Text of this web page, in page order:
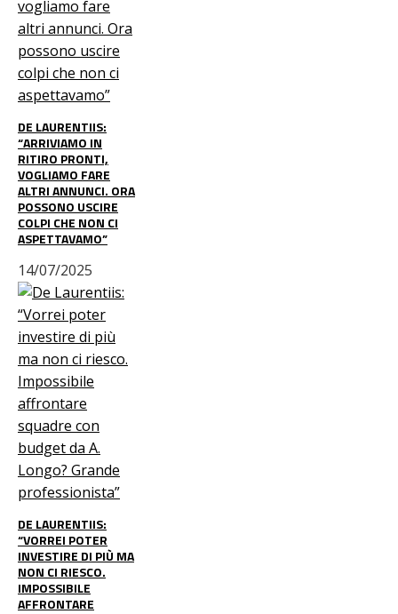
DE LAURENTIIS:
“ARRIVIAMO IN
RITIRO PRONTI,
VOGLIAMO FARE
ALTRI ANNUNCI. ORA
POSSONO USCIRE
COLPI CHE NON CI
ASPETTAVAMO”
14/07/2025
DE LAURENTIIS:
“VORREI POTER
INVESTIRE DI PIÙ MA
NON CI RIESCO.
IMPOSSIBILE
AFFRONTARE